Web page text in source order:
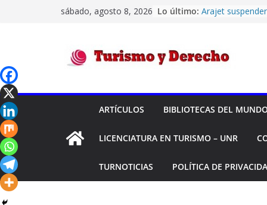
sábado, agosto 8, 2026 Lo último: Arajet
siendo deficitario
Confiabilidad de
su historial de
Y OTROS C/
Turismo
Derecho
ARTÍCULOS BIBLIOTECAS DEL
LICENCIATURA EN TURISMO – UNR
TURNOTICIAS POLÍTICA DE